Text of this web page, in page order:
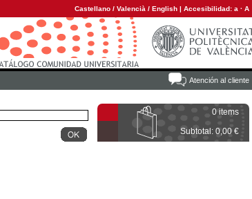
Castellano / Valencià / English | Accesibilidad: a · A
Atención al cliente
0 items
Subtotal: 0,00 €